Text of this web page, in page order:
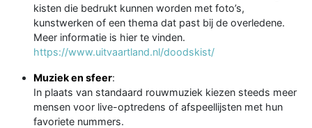
kisten die bedrukt kunnen worden met foto’s,
kunstwerken of een thema dat past bij de overledene.
Meer informatie is hier te vinden.
https://www.uitvaartland.nl/doodskist/
Muziek en sfeer:
In plaats van standaard rouwmuziek kiezen steeds meer
mensen voor live-optredens of afspeellijsten met hun
favoriete nummers.